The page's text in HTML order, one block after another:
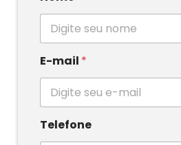
E-mail *
Telefone